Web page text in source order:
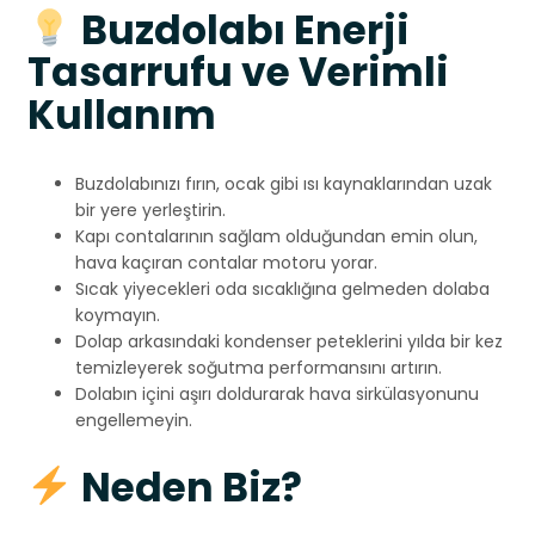
Buzdolabı Enerji
Tasarrufu ve Verimli
Kullanım
Buzdolabınızı fırın, ocak gibi ısı kaynaklarından uzak
bir yere yerleştirin.
Kapı contalarının sağlam olduğundan emin olun,
hava kaçıran contalar motoru yorar.
Sıcak yiyecekleri oda sıcaklığına gelmeden dolaba
koymayın.
Dolap arkasındaki kondenser peteklerini yılda bir kez
temizleyerek soğutma performansını artırın.
Dolabın içini aşırı doldurarak hava sirkülasyonunu
engellemeyin.
Neden Biz?